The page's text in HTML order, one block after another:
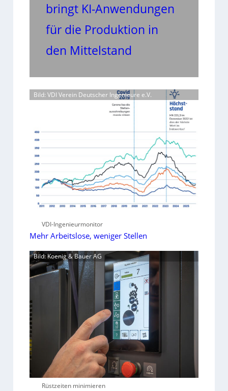
bringt KI-Anwendungen
für die Produktion in
den Mittelstand
Bild: VDI Verein Deutscher Ingenieure e.V.
VDI-Ingenieurmonitor
Mehr Arbeitslose, weniger Stellen
Bild: Koenig & Bauer AG
Rüstzeiten minimieren